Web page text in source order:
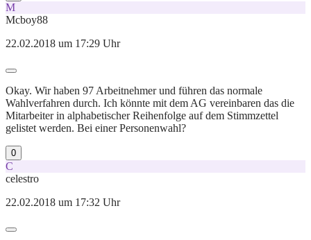
M
Mcboy88
22.02.2018 um 17:29 Uhr
Okay. Wir haben 97 Arbeitnehmer und führen das normale
Wahlverfahren durch. Ich könnte mit dem AG vereinbaren das die
Mitarbeiter in alphabetischer Reihenfolge auf dem Stimmzettel
gelistet werden. Bei einer Personenwahl?
0
C
celestro
22.02.2018 um 17:32 Uhr